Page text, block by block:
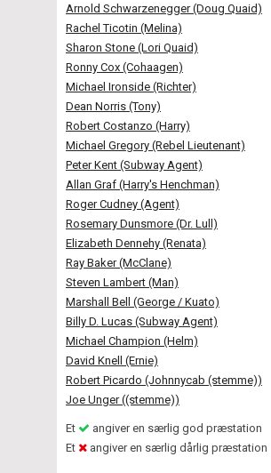
Arnold Schwarzenegger (Doug Quaid)
Rachel Ticotin (Melina)
Sharon Stone (Lori Quaid)
Ronny Cox (Cohaagen)
Michael Ironside (Richter)
Dean Norris (Tony)
Robert Costanzo (Harry)
Michael Gregory (Rebel Lieutenant)
Peter Kent (Subway Agent)
Allan Graf (Harry's Henchman)
Roger Cudney (Agent)
Rosemary Dunsmore (Dr. Lull)
Elizabeth Dennehy (Renata)
Ray Baker (McClane)
Steven Lambert (Man)
Marshall Bell (George / Kuato)
Billy D. Lucas (Subway Agent)
Michael Champion (Helm)
David Knell (Ernie)
Robert Picardo (Johnnycab (stemme))
Joe Unger ((stemme))
Et
angiver en særlig god præstation
Et
angiver en særlig dårlig præstation